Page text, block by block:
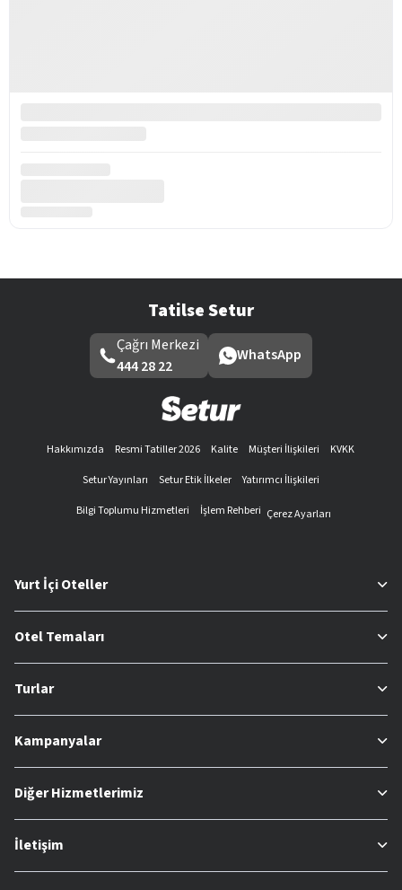
Tatilse Setur
Çağrı Merkezi
444 28 22
WhatsApp
Hakkımızda Resmi Tatiller 2026 Kalite Müşteri İlişkileri
KVKK
Setur Yayınları
Setur Etik İlkeler
Yatırımcı İlişkileri
Bilgi Toplumu Hizmetleri
İşlem Rehberi Çerez Ayarları
Yurt İçi Oteller
Otel Temaları
Turlar
Kampanyalar
Diğer Hizmetlerimiz
İletişim